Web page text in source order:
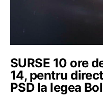
SURSE 10 ore
14, pentru
PSD la legea